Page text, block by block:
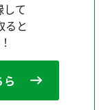
して
ると
ら